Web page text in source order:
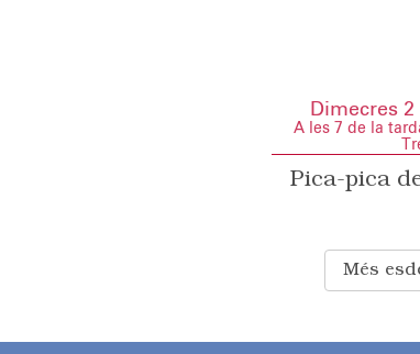
Dimecres
A les 7 de la
Pica-pica
Més